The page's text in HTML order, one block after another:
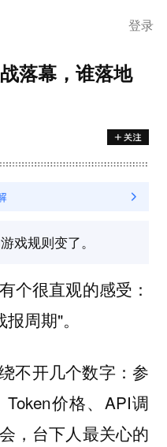
登录
落幕，谁落地
戏规则变了。
个很直观的感受：
周期"。
不开几个数字：参
价格、API调
，台下人最关心的